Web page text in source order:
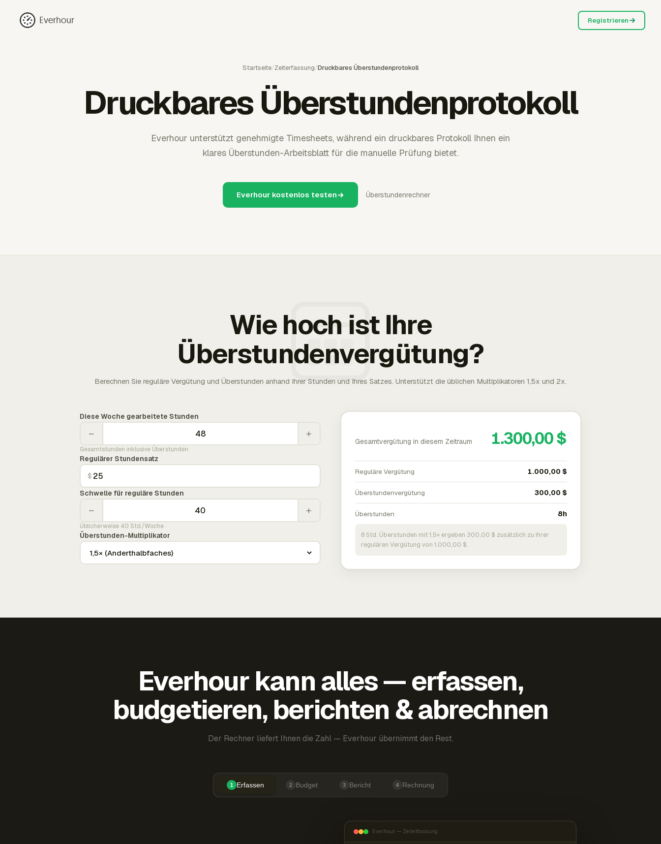
Everhour Registrieren
Startseite/Zeiterfassung/Druckbares Überstundenprotokoll
Druckbares Überstundenprotokoll
Everhour unterstützt genehmigte Timesheets, während ein druckbares Protokoll Ihnen ein
klares Überstunden-Arbeitsblatt für die manuelle Prüfung bietet.
Everhour kostenlos testen Überstundenrechner
Wie hoch ist Ihre
Überstundenvergütung?
Berechnen Sie reguläre Vergütung und Überstunden anhand Ihrer Stunden und Ihres Satzes. Unterstützt die üblichen Multiplikatoren 1,5x und 2x.
Diese Woche gearbeitete Stunden
− +
Gesamtstunden inklusive Überstunden
Regulärer Stundensatz
$
Schwelle für reguläre Stunden
− +
Üblicherweise 40 Std./Woche
Überstunden-Multiplikator
Gesamtvergütung in diesem Zeitraum 1.300,00 $
Reguläre Vergütung 1.000,00 $
Überstundenvergütung 300,00 $
Überstunden 8h
8 Std. Überstunden mit 1,5× ergeben 300,00 $ zusätzlich zu Ihrer
regulären Vergütung von 1.000,00 $.
Everhour kann alles — erfassen,
budgetieren, berichten & abrechnen
Der Rechner liefert Ihnen die Zahl — Everhour übernimmt den Rest.
1 Erfassen 2 Budget 3 Bericht 4 Rechnung
Everhour — Zeiterfassung